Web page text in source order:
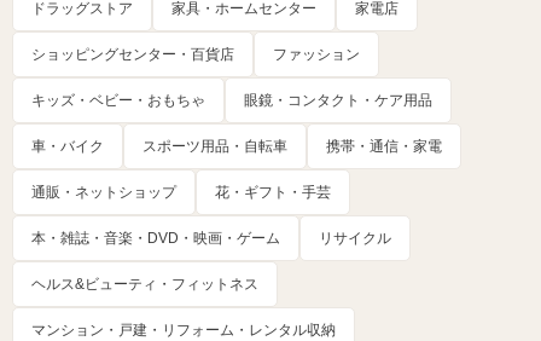
ドラッグストア 家具・ホームセンター 家電店
ショッピングセンター・百貨店 ファッション
キッズ・ベビー・おもちゃ 眼鏡・コンタクト・ケア用品
車・バイク スポーツ用品・自転車 携帯・通信・家電
通販・ネットショップ 花・ギフト・手芸
本・雑誌・音楽・DVD・映画・ゲーム リサイクル
ヘルス&ビューティ・フィットネス
マンション・戸建・リフォーム・レンタル収納